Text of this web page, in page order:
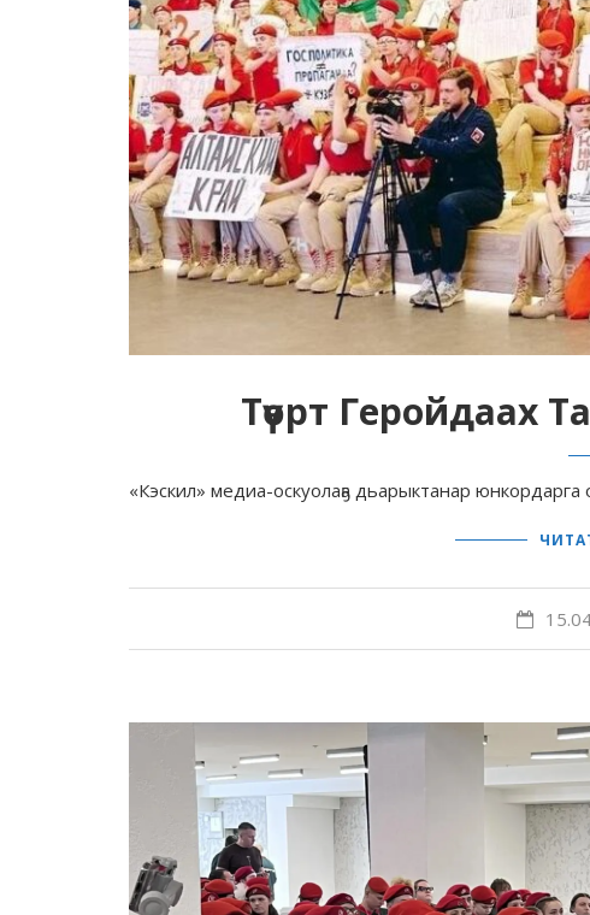
Түөрт Геройдаах
«Кэскил» медиа-оскуолаҕа дьарыктанар юнкордарга